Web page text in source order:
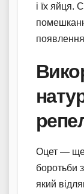
і їх яйця.
Оцет — ще
боротьби
який